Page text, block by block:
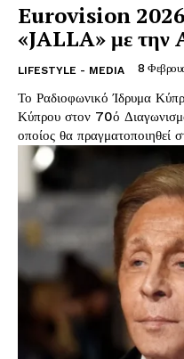
Eurovision
«JALLA» με
LIFESTYLE - MEDIA 8
Το Ραδιοφωνικό Ίδρυμα
Κύπρου στον 70ό
οποίος θα πραγματοποιηθεί